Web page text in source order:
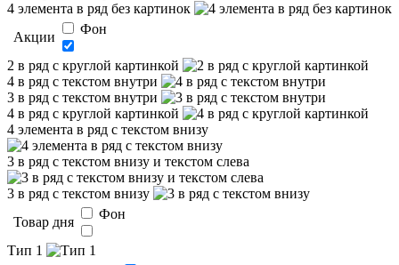
4 элемента в ряд без картинок
Акции
Фон
2 в ряд с круглой картинкой
4 в ряд с текстом внутри
3 в ряд с текстом внутри
4 в ряд с круглой картинкой
4 элемента в ряд с текстом внизу
3 в ряд с текстом внизу и текстом слева
3 в ряд с текстом внизу
Товар дня
Фон
Тип 1